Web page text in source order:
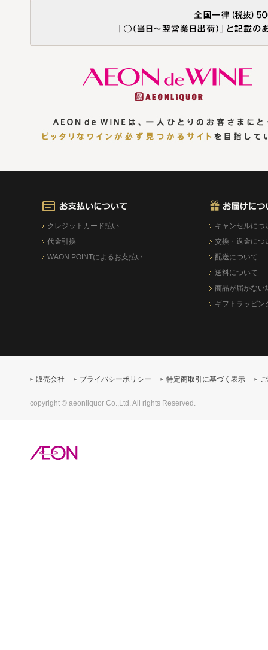
クレジットカード払い
代金引換
WAON POINTによるお支払い
キャンセルにつ
交換・返金につ
配送について
送料について
商品が届かない
ギフトラッピン
販売会社 プライバシーポリシー 特定商取引に基づく表示
copyright © aeonliquor Co.,Ltd. All rights Reserved.